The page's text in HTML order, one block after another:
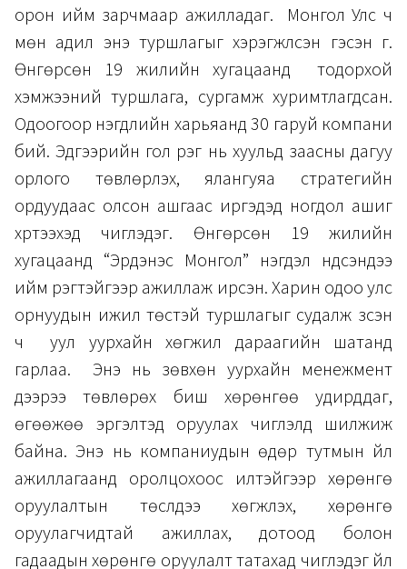
орон ийм зарчмаар ажилладаг. Монгол Улс ч
мөн адил энэ туршлагыг хэрэгжүүлсэн гэсэн үг.
Өнгөрсөн 19 жилийн хугацаанд тодорхой
хэмжээний туршлага, сургамж хуримтлагдсан.
Одоогоор нэгдлийн харьяанд 30 гаруй компани
бий. Эдгээрийн гол үүрэг нь хуульд заасны дагуу
орлого төвлөрүүлэх, ялангуяа стратегийн
ордуудаас олсон ашгаас иргэдэд ногдол ашиг
хүртээхэд чиглэдэг. Өнгөрсөн 19 жилийн
хугацаанд “Эрдэнэс Монгол” нэгдэл үндсэндээ
ийм үүрэгтэйгээр ажиллаж ирсэн. Харин одоо улс
орнуудын ижил төстэй туршлагыг судалж үзсэн
ч уул уурхайн хөгжил дараагийн шатанд
гарлаа. Энэ нь зөвхөн уурхайн менежмент
дээрээ төвлөрөх биш хөрөнгөө удирддаг,
өгөөжөө эргэлтэд оруулах чиглэлд шилжиж
байна. Энэ нь компаниудын өдөр тутмын үйл
ажиллагаанд оролцохоос илүүтэйгээр хөрөнгө
оруулалтын төслүүдээ хөгжүүлэх, хөрөнгө
оруулагчидтай ажиллах, дотоод болон
гадаадын хөрөнгө оруулалт татахад чиглэдэг үйл